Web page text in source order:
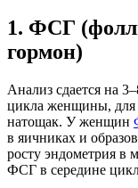
1. ФСГ
гормон)
Анализ сдается на
цикла женщины,
натощак. У женщин
в яичниках и
росту эндометрия в
ФСГ в середине